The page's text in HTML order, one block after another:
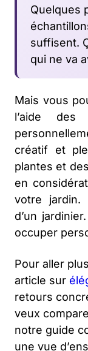
Quelques
suffisent.
qui ne va
Mais vous
l’aide
créatif et
plantes et
en
votre jardin.
d’un
occuper
Pour aller
article sur
retours
veux
notre guide
une vue